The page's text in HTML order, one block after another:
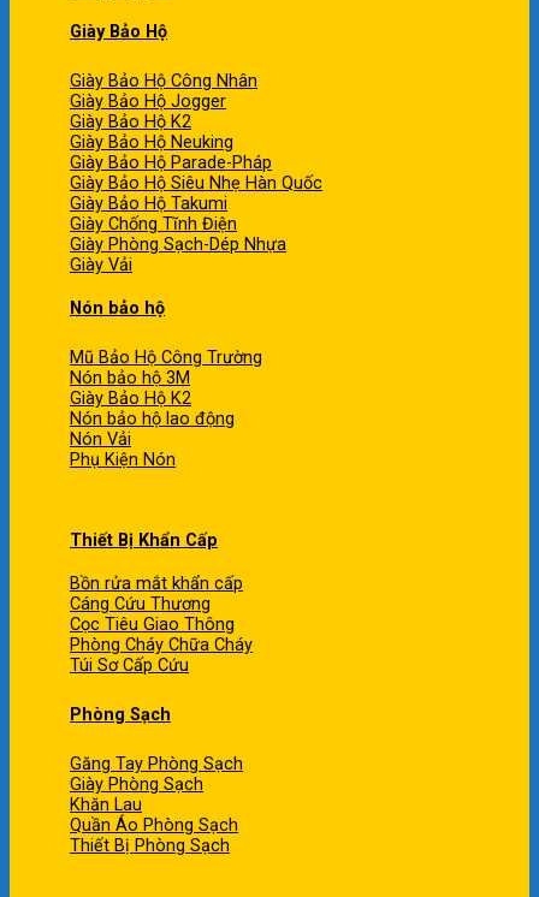
Giày Bảo Hộ
Giày Bảo Hộ Công Nhân
Giày Bảo Hộ Jogger
Giày Bảo Hộ K2
Giày Bảo Hộ Neuking
Giày Bảo Hộ Parade-Pháp
Giày Bảo Hộ Siêu Nhẹ Hàn Quốc
Giày Bảo Hộ Takumi
Giày Chống Tĩnh Điện
Giày Phòng Sạch-Dép Nhựa
Giày Vải
Nón bảo hộ
Mũ Bảo Hộ Công Trường
Nón bảo hộ 3M
Giày Bảo Hộ K2
Nón bảo hộ lao động
Nón Vải
Phụ Kiện Nón
Thiết Bị Khẩn Cấp
Bồn rửa mắt khẩn cấp
Cáng Cứu Thương
Cọc Tiêu Giao Thông
Phòng Cháy Chữa Cháy
Túi Sơ Cấp Cứu
Phòng Sạch
Găng Tay Phòng Sạch
Giày Phòng Sạch
Khăn Lau
Quần Áo Phòng Sạch
Thiết Bị Phòng Sạch